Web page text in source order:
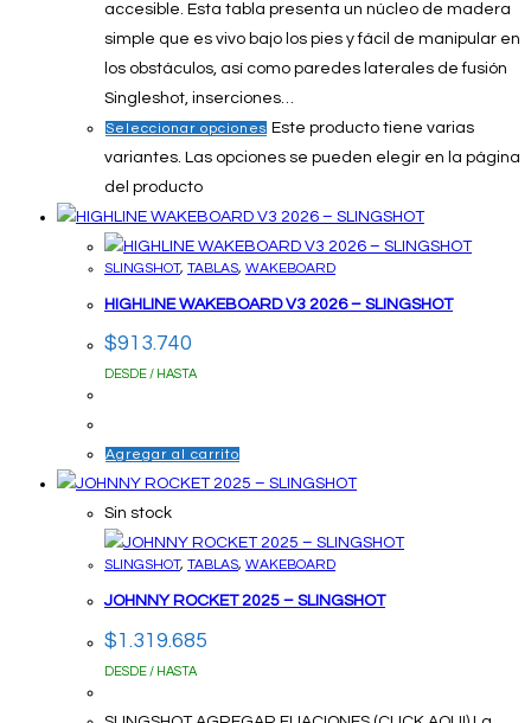
accesible. Esta tabla presenta un núcleo de madera
simple que es vivo bajo los pies y fácil de manipular en
los obstáculos, así como paredes laterales de fusión
Singleshot, inserciones…
Seleccionar opciones Este producto tiene varias
variantes. Las opciones se pueden elegir en la página
del producto
SLINGSHOT, TABLAS, WAKEBOARD
HIGHLINE WAKEBOARD V3 2026 – SLINGSHOT
$913.740
DESDE / HASTA
Agregar al carrito
Sin stock
SLINGSHOT, TABLAS, WAKEBOARD
JOHNNY ROCKET 2025 – SLINGSHOT
$1.319.685
DESDE / HASTA